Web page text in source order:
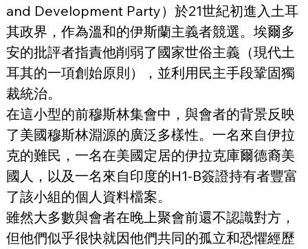
and Development Party）於21世紀初進入土耳
其政界，作為溫和的伊斯蘭主義者競選。埃爾多
安的批評者指責他削弱了國家世俗主義（現代土
耳其的一項創始原則），並利用民主手段鞏固獨
裁統治。
在這小型的前穆斯林集會中，與會者的背景反映
了美國穆斯林淵源的廣泛多樣性。一名來自伊拉
克的難民，一名在美國定居的伊拉克庫爾德裔美
國人，以及一名來自印度的H1-B簽證持有者豐富
了該小組的個人資料檔案。
雖然大多數與會者在晚上聚會前還不認識對方，
但他們似乎很快就因他們共同的孤立和恐懼經歷